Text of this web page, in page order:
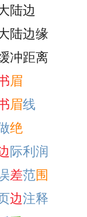
陆边
陆边缘
冲距离
眉
眉线
绝
际利 润
差范围
边注释